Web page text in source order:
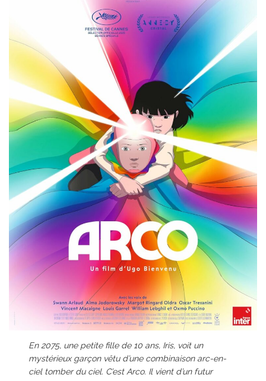
En 2075, une petite fille de 10 ans, Iris, voit un
mystérieux garçon vêtu d’une combinaison arc-en-
ciel tomber du ciel. C’est Arco. Il vient d’un futur